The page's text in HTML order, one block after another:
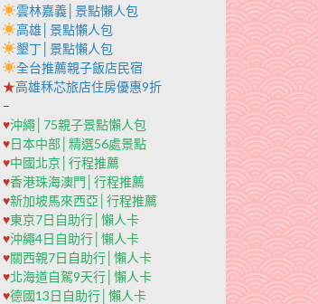
雲林嘉義│景點懶人包
高雄│景點懶人包
墾丁│景點懶人包
全台推薦親子飯店民宿
★高雄秝芯旅店住房優惠9折
–
♥沖繩│75親子景點懶人包
♥日本中部│精選56處景點
♥中國北京│行程推薦
♥香港珠海澳門│行程推薦
♥新加坡馬來西亞│行程推薦
♥東京7日自助行│懶人卡
♥沖繩4日自助行│懶人卡
♥關西親7日自助行│懶人卡
♥北海道自駕9天行│懶人卡
♥德國13日自助行│懶人卡